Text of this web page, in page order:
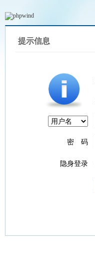
提示信息
密 码
隐身登录